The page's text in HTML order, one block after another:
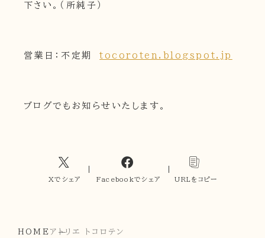
下さい。（所純子）
営業日：不定期tocoroten.blogspot.jp
ブログでもお知らせいたします。
Xでシェア Facebookでシェア URLをコピー
HOME アトリエ トコロテン